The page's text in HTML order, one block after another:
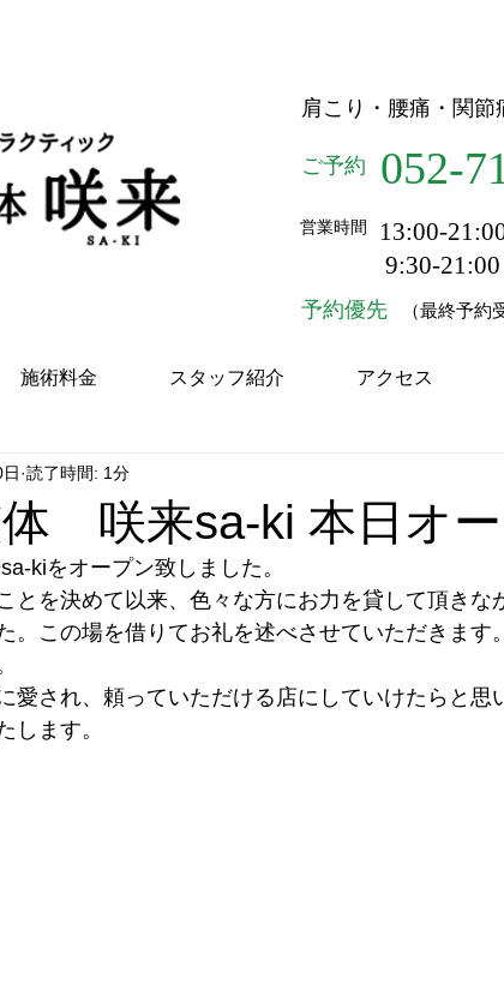
肩こり・腰痛・関節
ご予約 052-
営業時間
13:00-
9:30-21:00
（最終予約
予約優先
施術料金 スタッフ紹介 アクセス
咲来sa-ki 本日オ
読了時間: 1分
kiをオープン致しました。
とを決めて以来、色々な方にお力を貸して頂きな
。この場を借りてお礼を述べさせていただきます。
愛され、頼っていただける店にしていけたらと思
します。